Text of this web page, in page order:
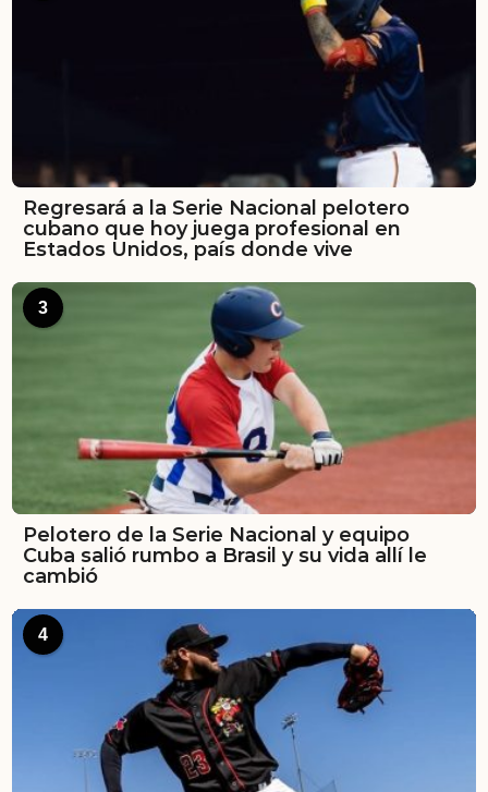
Regresará a la Serie Nacional pelotero
cubano que hoy juega profesional en
Estados Unidos, país donde vive
3
Pelotero de la Serie Nacional y equipo
Cuba salió rumbo a Brasil y su vida allí le
cambió
4